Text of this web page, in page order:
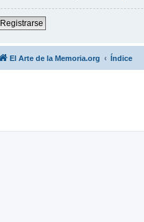
Registrarse
El Arte de la Memoria.org Índice